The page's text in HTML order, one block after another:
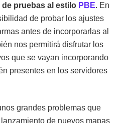
pruebas al estilo PBE. En
de probar los ajustes
antes de incorporarlas al
nos permitirá disfrutar los
que se vayan incorporando
presentes en los servidores
grandes problemas que
de nuevos mapas